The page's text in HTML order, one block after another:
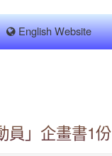
English Website
員」企畫書1份